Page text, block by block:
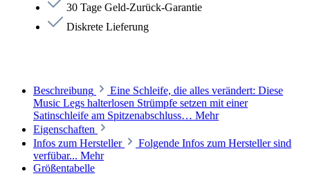
30 Tage Geld-Zurück-Garantie
Diskrete Lieferung
Beschreibung
Eine Schleife, die alles verändert: Diese
Music Legs halterlosen Strümpfe setzen mit einer
Satinschleife am Spitzenabschluss… Mehr
Eigenschaften
Infos zum Hersteller
Folgende Infos zum Hersteller sind
verfübar... Mehr
Größentabelle